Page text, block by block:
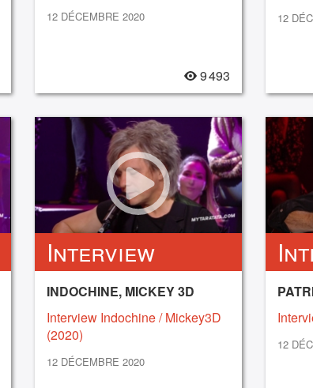
12 DÉCEMBRE 2020
9 493
12
Interview
INDOCHINE, MICKEY 3D
Interview Indochine / Mickey3D
(2020)
12 DÉCEMBRE 2020
12